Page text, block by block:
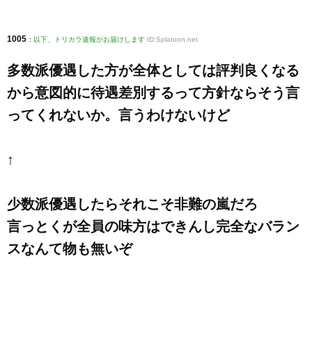
1005 : 以下、トリカラ速報がお届けします ID:Splatoon.net
多数派優遇した方が全体としては評判良くなる
から意図的に待遇差別するって方針ならそう言
ってくれないか。言うわけないけど
↑
少数派優遇したらそれこそ非難の嵐だろ
言っとくが全員の味方はできんし完全なバラン
スなんて物も無いぞ